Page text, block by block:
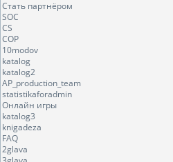
Стать партнёром
SOC
CS
COP
10modov
katalog
katalog2
AP_production_team
statistikaforadmin
Онлайн игры
katalog3
knigadeza
FAQ
2glava